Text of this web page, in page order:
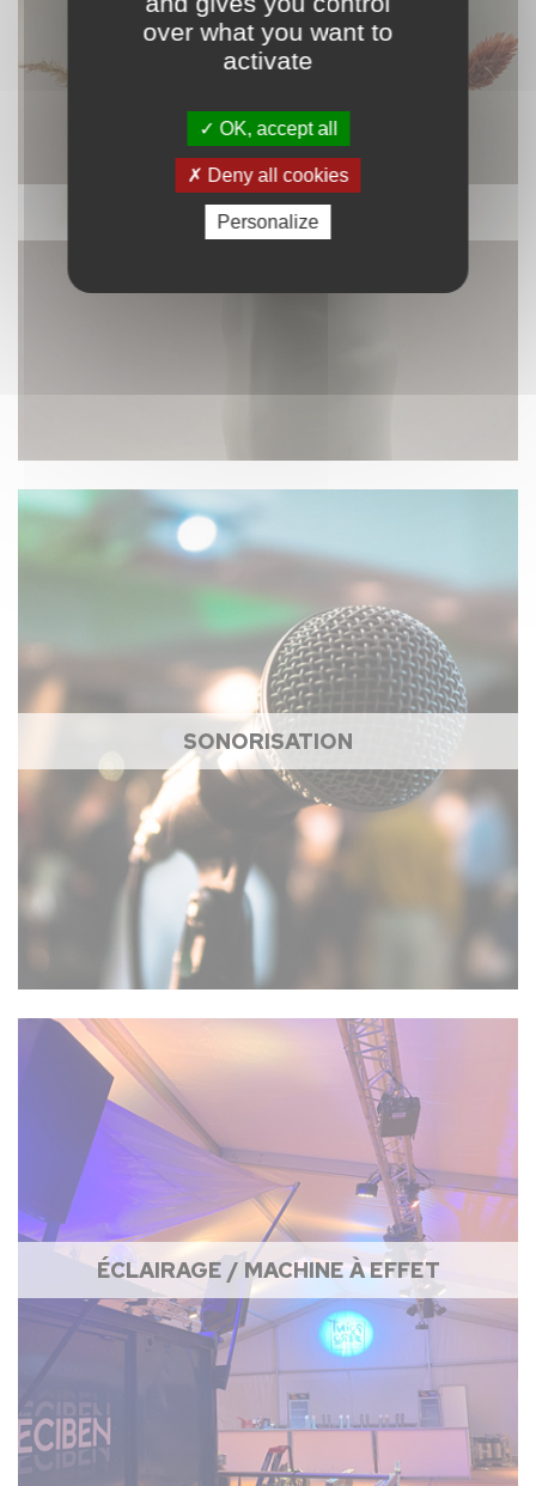
DÉCORATION
SONORISATION
ÉCLAIRAGE / MACHINE À EFFET
over what you want to
activate
OK, accept all
Deny all cookies
Personalize